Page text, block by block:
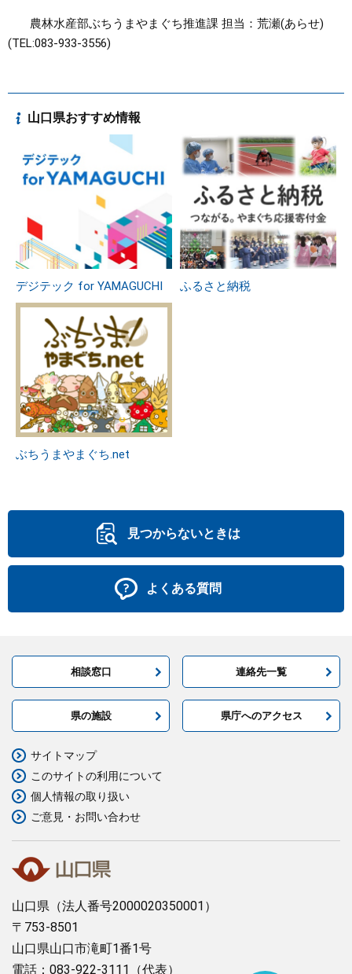
農林水産部ぶちうまやまぐち推進課 担当：荒瀬(あらせ)
(TEL:083-933-3556)
山口県おすすめ情報
デジテック for YAMAGUCHI ふるさと納税
ぶちうまやまぐち.net
見つからないときは
よくある質問
相談窓口 連絡先一覧
県の施設 県庁へのアクセス
山口県 （法人番号2000020350001）
〒753-8501
山口県山口市滝町1番1号
電話：083-922-3111（代表）
サイトマップ
このサイトの利用について
個人情報の取り扱い
ご意見・お問い合わせ